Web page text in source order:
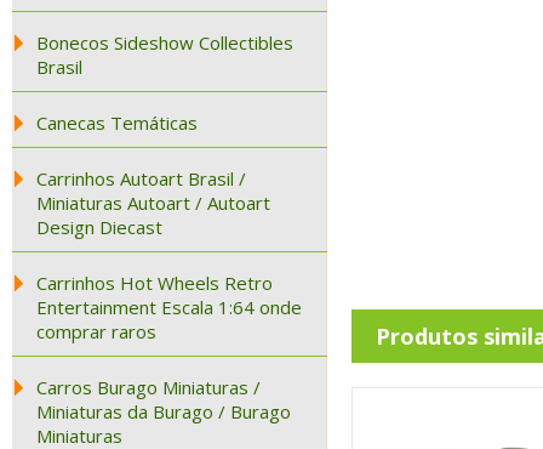
Bonecos Sideshow Collectibles
Brasil
Canecas Temáticas
Carrinhos Autoart Brasil /
Miniaturas Autoart / Autoart
Design Diecast
Carrinhos Hot Wheels Retro
Entertainment Escala 1:64 onde
comprar raros
Carros Burago Miniaturas /
Miniaturas da Burago / Burago
Miniaturas
Produtos